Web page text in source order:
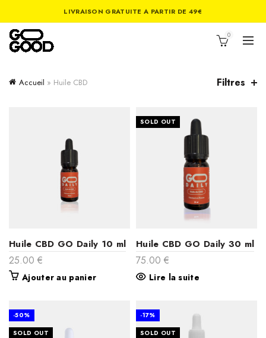
LIVRAISON GRATUITE A PARTIR DE 49€
0
Accueil » Huile CBD Filtres
Huile CBD GO Daily 10 ml
25.00 €
Ajouter au panier
SOLD OUT
Huile CBD GO Daily 30 ml
75.00 €
Lire la suite
-50%
SOLD OUT
-17%
SOLD OUT